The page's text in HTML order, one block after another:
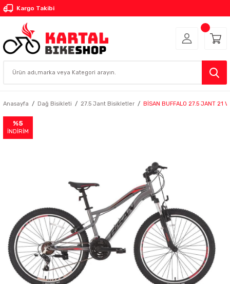
Kargo Takibi
Anasayfa Dağ Bisikleti 27.5 Jant Bisikletler BİSAN BUFFALO 27.5 JANT 21
%5
İNDİRİM